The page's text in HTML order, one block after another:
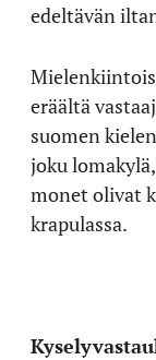
edeltävän
eräältä
suomen
joku
monet olivat
krapulassa.